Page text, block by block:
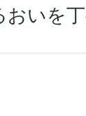
いを丁